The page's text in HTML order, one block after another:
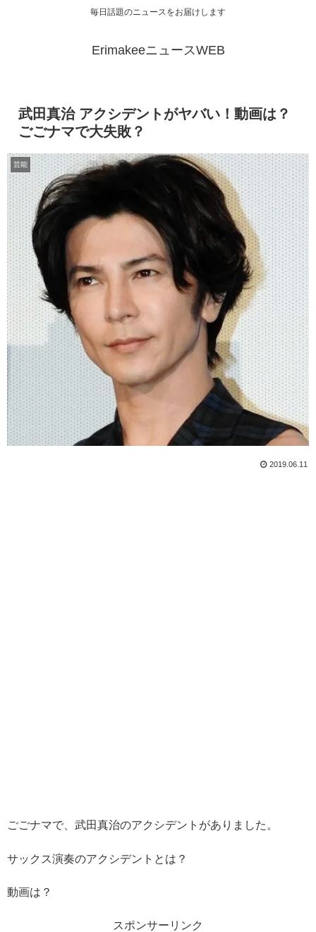
毎日話題のニュースをお届けします
ErimakeeニュースWEB
武田真治 アクシデントがヤバい！動画は？
ごごナマで大失敗？
芸能
2019.06.11
ごごナマで、武田真治のアクシデントがありました。
サックス演奏のアクシデントとは？
動画は？
スポンサーリンク